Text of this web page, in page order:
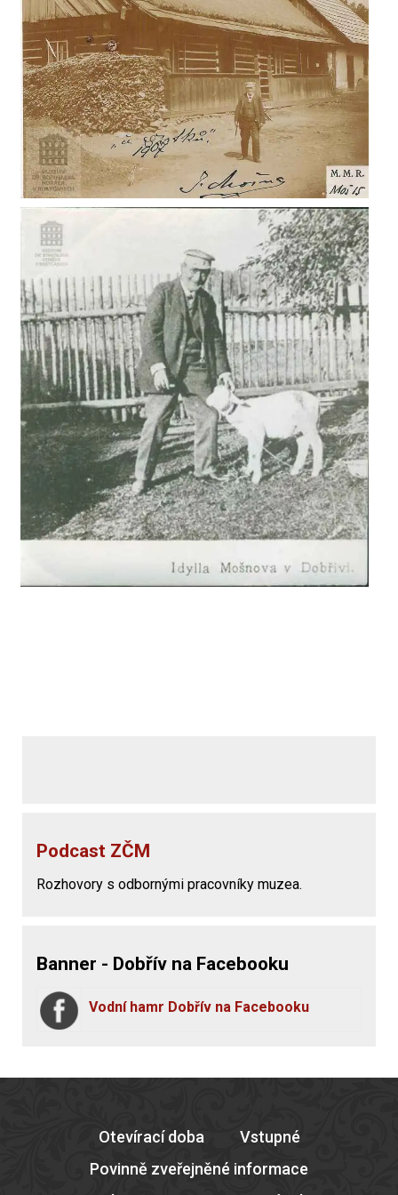
Podcast ZČM
Rozhovory s odbornými pracovníky muzea.
Banner - Dobřív na Facebooku
Vodní hamr Dobřív na Facebooku
Otevírací doba
Vstupné
Povinně zveřejněné informace